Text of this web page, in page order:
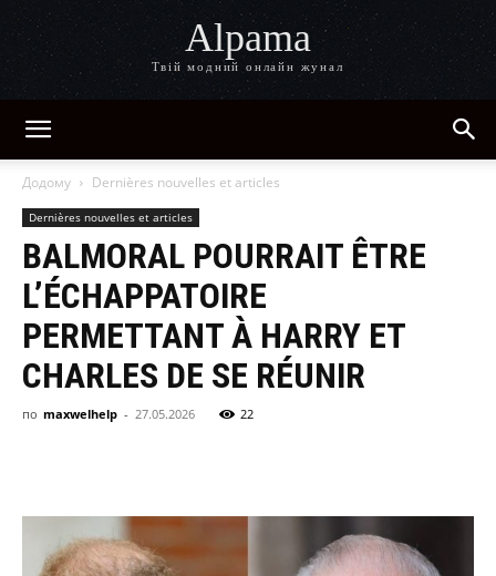
Alpama
Твій модний онлайн жунал
Додому Dernières nouvelles et articles
Dernières nouvelles et articles
BALMORAL POURRAIT ÊTRE
L’ÉCHAPPATOIRE
PERMETTANT À HARRY ET
CHARLES DE SE RÉUNIR
по maxwelhelp - 27.05.2026 22